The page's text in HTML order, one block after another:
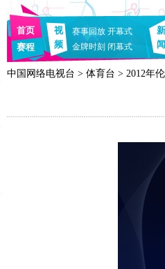
首页
赛程
视
频
赛事回放 开幕式
金牌时刻 闭幕式
新
闻
中国网络电视台 > 体育台 > 2012年